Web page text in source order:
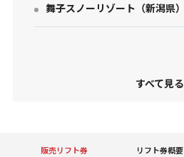
舞子スノーリゾート （新潟県）
販売リフト券 リフト券概要